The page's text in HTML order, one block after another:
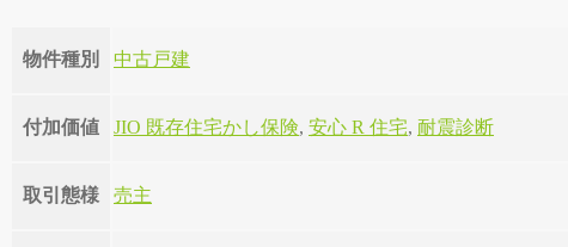
物件種別 中古戸建
付加価値 JIO 既存住宅かし保険, 安心 R 住宅, 耐震診断
取引態様 売主